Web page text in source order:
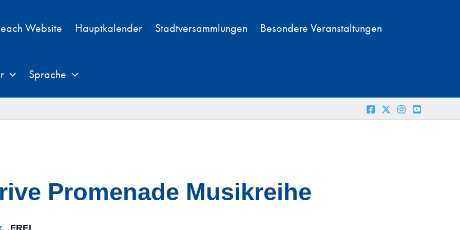
Website Hauptkalender Stadtversammlungen Besondere Veranstaltungen
Sprache
Promenade Musikreihe
FREI